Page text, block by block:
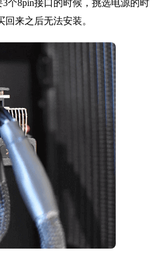
个8pin接口的时候，挑选电源的时
来之后无法安装。